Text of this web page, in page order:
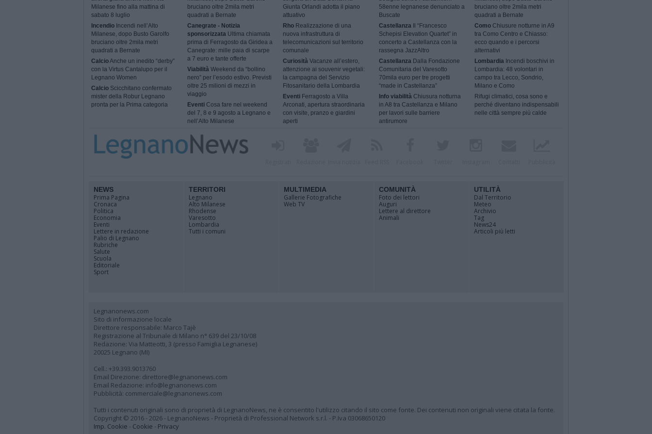
Milanese fino alla mattina di
sabato 8 luglio
Incendio Incendi nell’Alto
Milanese, dopo Busto Garolfo
bruciano oltre 2mila metri
quadrati a Bernate
CalcioAnche un inedito “derby”
con la Virtus Cantalupo per il
Legnano Women
Calcio Scicchitano confermato
mister della Robur Legnano
pronta per la Prima categoria
bruciano oltre 2mila metri
quadrati a Bernate
Canegrate - Notizia
sponsorizzataUltima chiamata
prima di Ferragosto da Giridea a
Canegrate: mille paia di scarpe
a 7 euro e tante offerte
ViabilitàWeekend da “bollino
nero” per l’esodo estivo. Previsti
oltre 25 milioni di mezzi in
viaggio
EventiCosa fare nel weekend
del 7, 8 e 9 agosto a Legnano e
nell’Alto Milanese
Giunta Orlandi adotta il piano
attuativo
Rho Realizzazione di una
nuova infrastruttura di
telecomunicazioni sul territorio
comunale
Curiosità Vacanze all’estero,
attenzione ai souvenir vegetali:
la campagna del Servizio
Fitosanitario della Lombardia
Eventi Ferragosto a Villa
Arconati, apertura straordinaria
con visite, pranzo e giardini
aperti
58enne legnanese denunciato a
Buscate
CastellanzaIl “Francesco
Schepisi Elevation Quartet” in
concerto a Castellanza con la
rassegna JazzAltro
CastellanzaDalla Fondazione
Comunitaria del Varesotto
70mila euro per tre progetti
“made in Castellanza”
Info viabilitàChiusura notturna
in A8 tra Castellanza e Milano
per lavori sulle barriere
antirumore
bruciano oltre 2mila metri
quadrati a Bernate
Como Chiusure notturne in A9
tra Como Centro e Chiasso:
ecco quando e i percorsi
alternativi
Lombardia Incendi boschivi in
Lombardia: 48 volontari in
campo tra Lecco, Sondrio,
Milano e Como
Rifugi climatici, cosa sono e
perché diventano indispensabili
nelle città sempre più calde
NEWS
Prima Pagina
Cronaca
Politica
Economia
Eventi
Lettere in redazione
Palio di Legnano
Rubriche
Salute
Scuola
Editoriale
Sport
TERRITORI
Legnano
Alto Milanese
Rhodense
Varesotto
Lombardia
Tutti i comuni
MULTIMEDIA
Gallerie Fotografiche
Web TV
COMUNITÀ
Foto dei lettori
Auguri
Lettere al direttore
Animali
UTILITÀ
Dal Territorio
Meteo
Archivio
Tag
News24
Articoli più letti
Legnanonews.com
Sito di informazione locale
Direttore responsabile: Marco Tajè
Registrazione al Tribunale di Milano n° 639 del 23/10/08
Redazione: Via Matteotti, 3 (presso Famiglia Legnanese)
20025 Legnano (MI)
Cell.: +39.393.9013760
Email Direzione: direttore@legnanonews.com
Email Redazione: info@legnanonews.com
Pubblicità: commerciale@legnanonews.com
Tutti i contenuti originali sono di proprietà di LegnanoNews, ne è consentito l'utilizzo citando il sito come fonte. Dei contenuti non originali viene citata la fonte.
Copyright © 2016 - 2026 - LegnanoNews - Proprietà di Professional Network s.r.l. - P.Iva 03068650120
Imp. Cookie - Cookie - Privacy